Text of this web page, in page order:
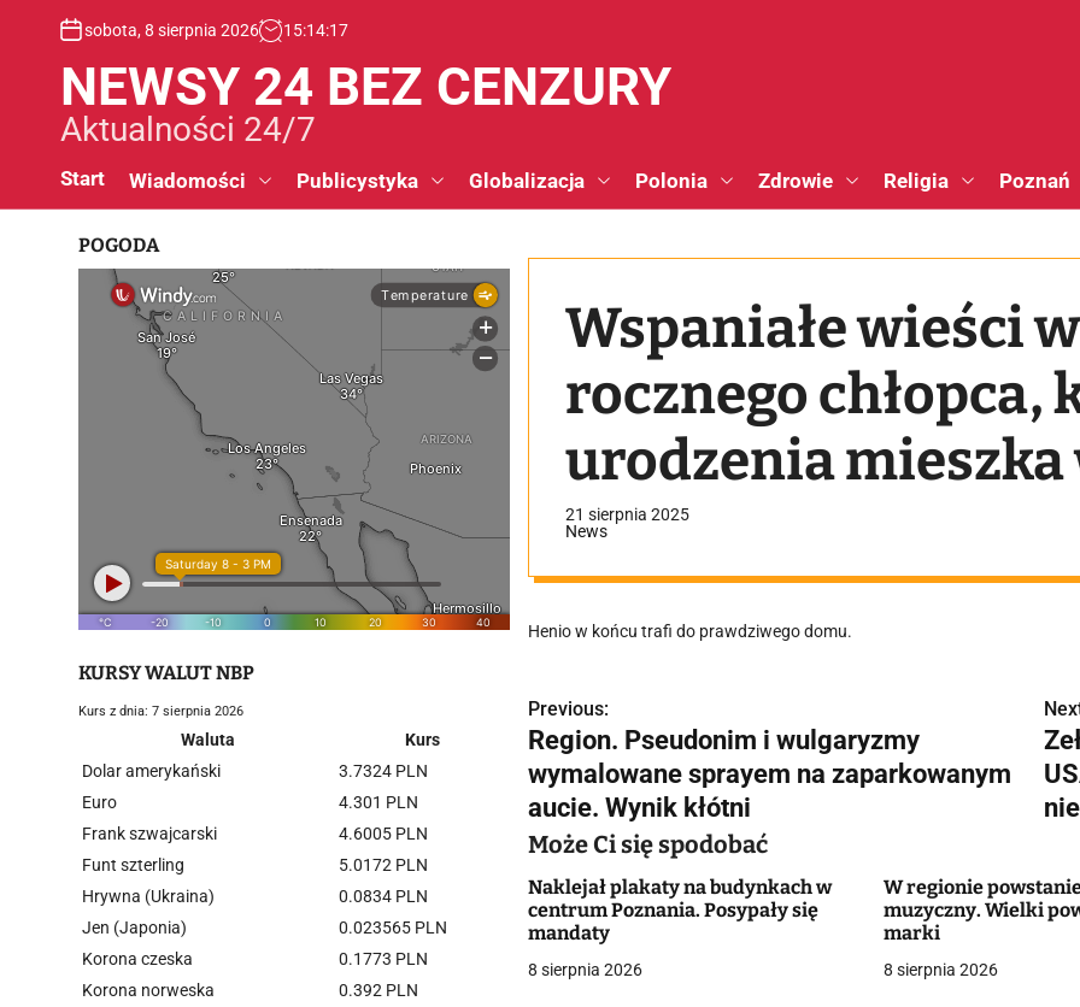
sobota, 8 sierpnia 2026 15:14:18
NEWSY 24 BEZ CENZURY
Aktualności 24/7
Start Wiadomości Publicystyka Globalizacja Polonia Zdrowie Religia Poznań
Wspaniałe wieści
rocznego chłopca,
urodzenia
szpitalu
21 sierpnia 2025
News
Henio w końcu trafi do prawdziwego domu.
N
a
w
i
g
a
Previous:
Region. Pseudonim i wulgaryzmy
wymalowane sprayem na zaparkowanym
aucie. Wynik kłótni
Może Ci się spodobać
Naklejał plakaty na budynkach w
centrum Poznania. Posypały się
mandaty
8 sierpnia 2026
W regionie
muzyczny. Wielki
marki
8 sierpnia 2026
POGODA
KURSY WALUT NBP
Kurs z dnia: 7 sierpnia 2026
Waluta
Kurs
Dolar amerykański
3.7324 PLN
Euro
4.301 PLN
Frank szwajcarski
4.6005 PLN
Funt szterling
5.0172 PLN
Hrywna (Ukraina)
0.0834 PLN
Jen (Japonia)
0.023565 PLN
Korona czeska
0.1773 PLN
Korona norweska
0.392 PLN